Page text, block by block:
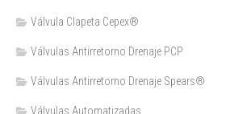
Válvula Clapeta Cepex®
Válvulas Antirretorno Drenaje PCP
Válvulas Antirretorno Drenaje Spears®
Válvulas Automatizadas